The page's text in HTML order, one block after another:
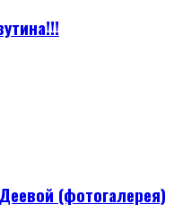
(фотогалерея)